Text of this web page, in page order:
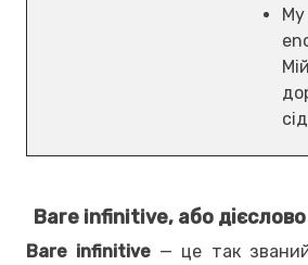
Bare infinitive, або
Bare infinitive — це так званий